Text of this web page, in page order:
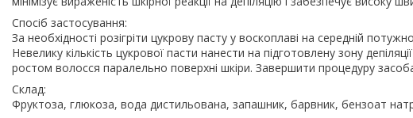
Спосіб застосування:
За необхідності розігріти цукрову пасту у воскоплаві на середній
Невелику кількість цукрової пасти нанести на підготовлену зону
ростом волосся паралельно поверхні шкіри. Завершити процедуру
Склад:
Фруктоза, глюкоза, вода дистильована, запашник, барвник, бензоат